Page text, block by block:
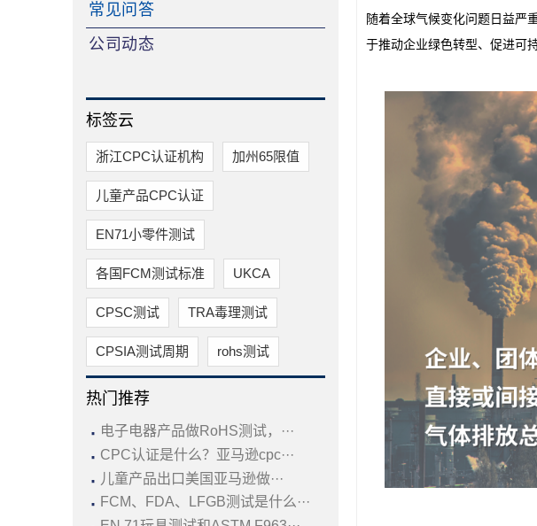
常见问答
公司动态
标签云
浙江CPC认证机构 加州65限值
儿童产品CPC认证
EN71小零件测试
各国FCM测试标准 UKCA
CPSC测试 TRA毒理测试
CPSIA测试周期 rohs测试
热门推荐
· 电子电器产品做RoHS测试，···
· CPC认证是什么？亚马逊cpc···
· 儿童产品出口美国亚马逊做···
· FCM、FDA、LFGB测试是什么···
随着全球气候变化问题日益严
于推动企业绿色转型、促进可